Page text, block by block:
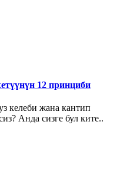
12 принциби
келеби жана кантип
Анда сизге бул ките..